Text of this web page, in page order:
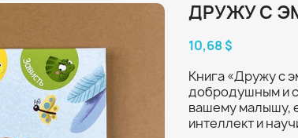
ДРУЖУ С
10,68 $
Книга «Дружу с
добродушным и
вашему малышу,
интеллект и